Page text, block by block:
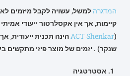
המדגרה למשל, עשויה לקבל מיזמים לא
קיימות, אך אין אקסלרטור ייעודי
(
ACT Shenkarהינה תכנית ייעודית,
שנקר) . יזמים של מוצר פיזי מתקשים
אסטרטגיה